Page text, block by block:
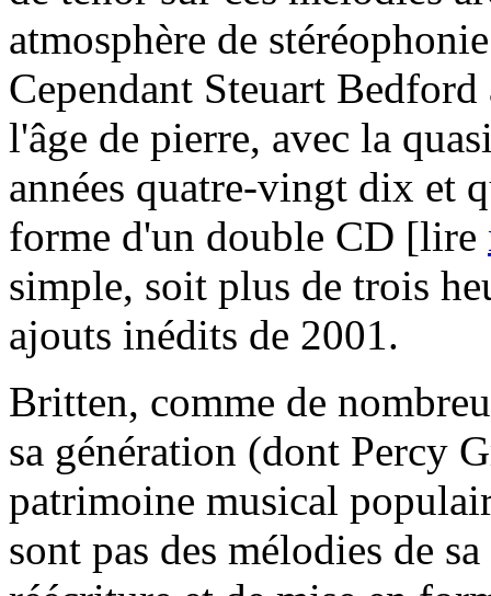
atmosphère de
Cependant Steuart
l'âge de pierre, avec la
années quatre-vingt dix et
forme d'un double CD [lire
simple, soit plus de trois
ajouts inédits de 2001.
Britten, comme de
sa génération (dont Percy
patrimoine musical
sont pas des mélodies de